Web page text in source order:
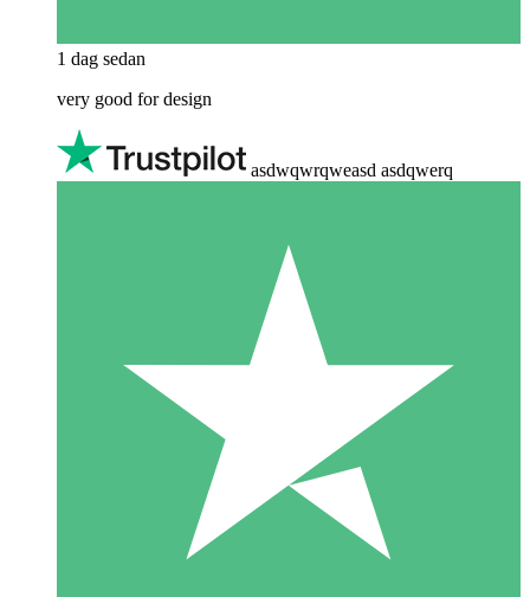
1 dag sedan
very good for design
asdwqwrqweasd asdqwerq